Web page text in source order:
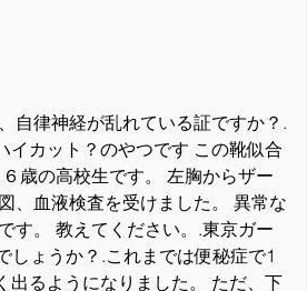
自律神経が乱れている証ですか？.
イカット？のやつです この靴似合
歳の高校生です。 左胸からザー
、血液検査を受けました。 異常な
す。 教えてください。.東京ガー
しょうか？.これまでは便秘症で1
出るようになりました。 ただ、下